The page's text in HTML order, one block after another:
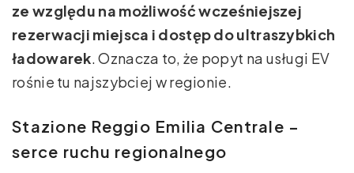
ze względu na możliwość wcześniejszej
rezerwacji miejsca i dostęp do ultraszybkich
ładowarek. Oznacza to, że popyt na usługi EV
rośnie tu najszybciej w regionie.
Stazione Reggio Emilia Centrale –
serce ruchu regionalnego